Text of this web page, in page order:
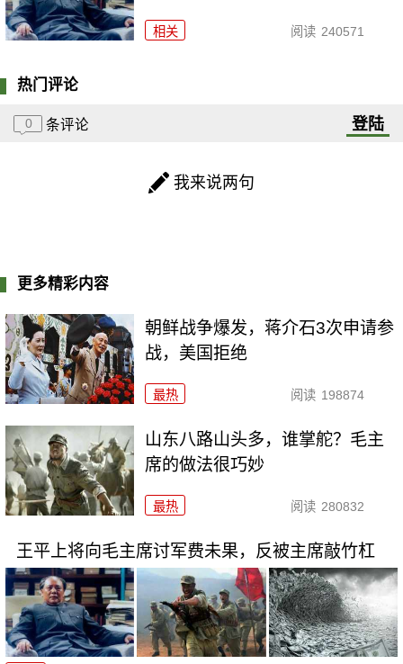
相关 阅读 240571
热门评论
0 条评论 登陆
我来说两句
更多精彩内容
朝鲜战争爆发，蒋介石3次申请参
战，美国拒绝
最热 阅读 198874
山东八路山头多，谁掌舵？毛主
席的做法很巧妙
最热 阅读 280832
王平上将向毛主席讨军费未果，反被主席敲竹杠